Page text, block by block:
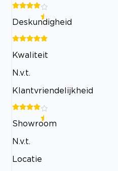
Deskundigheid
Kwaliteit
N.v.t.
Klantvriendelijkheid
Showroom
N.v.t.
Locatie